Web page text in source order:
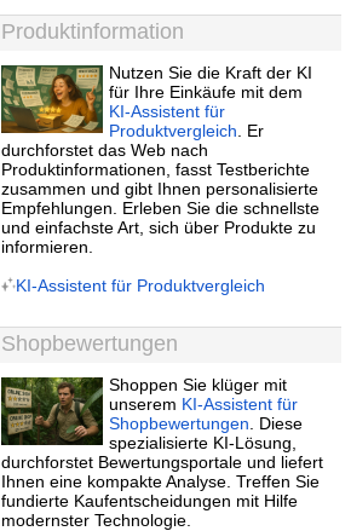
Produktinformation
Nutzen Sie die Kraft der KI
für Ihre Einkäufe mit dem
KI-Assistent für
Produktvergleich . Er
durchforstet das Web nach
Produktinformationen, fasst Testberichte
zusammen und gibt Ihnen personalisierte
Empfehlungen. Erleben Sie die schnellste
und einfachste Art, sich über Produkte zu
informieren.
KI-Assistent für Produktvergleich
Shopbewertungen
Shoppen Sie klüger mit
unserem KI-Assistent für
Shopbewertungen . Diese
spezialisierte KI-Lösung,
durchforstet Bewertungsportale und liefert
Ihnen eine kompakte Analyse. Treffen Sie
fundierte Kaufentscheidungen mit Hilfe
modernster Technologie.